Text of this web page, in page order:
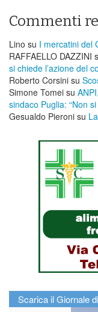
Commenti
Lino su I mercatini del
RAFFAELLO DAZZINI
si chiede l’azione del
Roberto Corsini su
Simone Tomei su
sindaco Puglia: “Non
Gesualdo Pieroni su
Scarica il Giornale